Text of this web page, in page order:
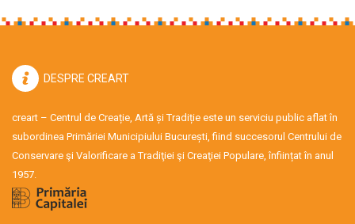
DESPRE CREART
creart – Centrul de Creație, Artă și Tradiție este un serviciu public aflat în
subordinea Primăriei Municipiului București, fiind succesorul Centrului de
Conservare şi Valorificare a Tradiţiei şi Creaţiei Populare, înființat în anul
1957.